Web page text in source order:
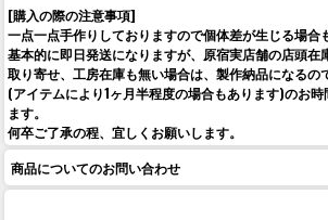
[購入の際の注意事項]
一点一点手作りしておりますので個体差が生じる場合
基本的に即日発送になりますが、原宿実店舗の店頭在
取り寄せ、工房在庫も無い場合は、製作納品になるの
(アイテムにより1ヶ月半程度の場合もあります)のお
ます。
何卒ご了承の程、宜しくお願いします。
商品についてのお問い合わせ